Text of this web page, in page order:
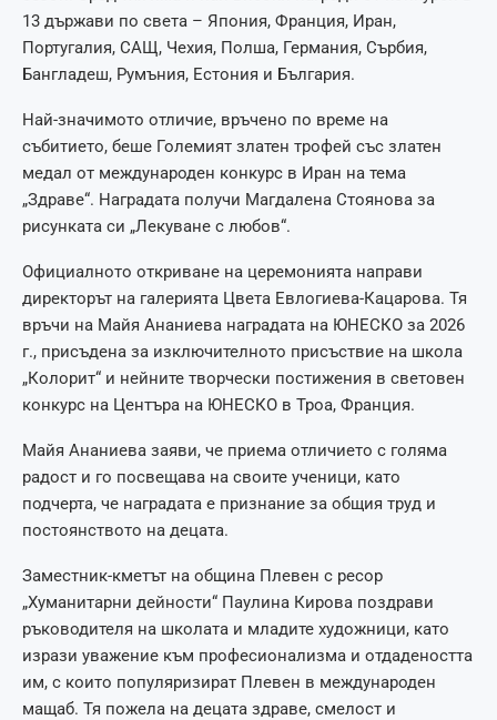
13 държави по света – Япония, Франция, Иран,
Португалия, САЩ, Чехия, Полша, Германия, Сърбия,
Бангладеш, Румъния, Естония и България.
Най-значимото отличие, връчено по време на
събитието, беше Големият златен трофей със златен
медал от международен конкурс в Иран на тема
„Здраве“. Наградата получи Магдалена Стоянова за
рисунката си „Лекуване с любов“.
Официалното откриване на церемонията направи
директорът на галерията Цвета Евлогиева-Кацарова. Тя
връчи на Майя Ананиева наградата на ЮНЕСКО за 2026
г., присъдена за изключителното присъствие на школа
„Колорит“ и нейните творчески постижения в световен
конкурс на Центъра на ЮНЕСКО в Троа, Франция.
Майя Ананиева заяви, че приема отличието с голяма
радост и го посвещава на своите ученици, като
подчерта, че наградата е признание за общия труд и
постоянството на децата.
Заместник-кметът на община Плевен с ресор
„Хуманитарни дейности“ Паулина Кирова поздрави
ръководителя на школата и младите художници, като
изрази уважение към професионализма и отдадеността
им, с които популяризират Плевен в международен
мащаб. Тя пожела на децата здраве, смелост и